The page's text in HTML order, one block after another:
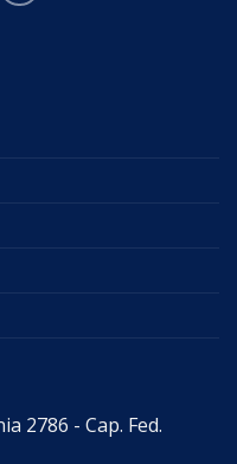
2786 - Cap. Fed.